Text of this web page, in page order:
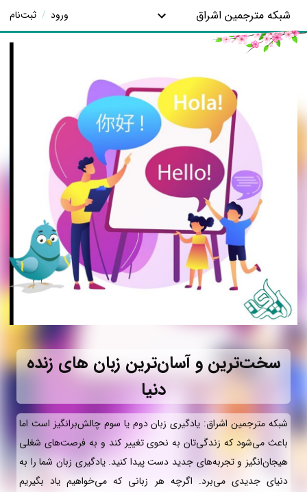
شبکه مترجمین اشراق ورود / ثبت‌نام
سخت‌ترین و آسان‌ترین زبان های زنده
دنیا
شبکه مترجمین اشراق: یادگیری زبان دوم یا سوم چالش‌برانگیز است اما
باعث می‌شود که زندگی‌تان به نحوی تغییر کند و به فرصت‌های شغلی
هیجان‌انگیز و تجربه‌های جدید دست‌ پیدا کنید. یادگیری زبان شما را به
دنیای جدیدی می‌برد. اگرچه هر زبانی که می‌خواهیم یاد بگیریم